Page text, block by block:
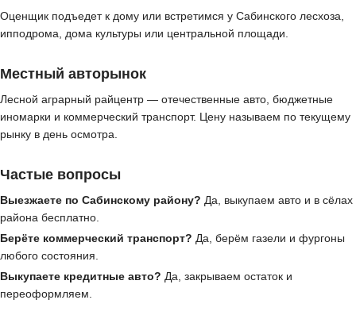
Оценщик подъедет к дому или встретимся у Сабинского лесхоза,
ипподрома, дома культуры или центральной площади.
Местный авторынок
Лесной аграрный райцентр — отечественные авто, бюджетные
иномарки и коммерческий транспорт. Цену называем по текущему
рынку в день осмотра.
Частые вопросы
Выезжаете по Сабинскому району? Да, выкупаем авто и в сёлах
района бесплатно.
Берёте коммерческий транспорт? Да, берём газели и фургоны
любого состояния.
Выкупаете кредитные авто? Да, закрываем остаток и
переоформляем.